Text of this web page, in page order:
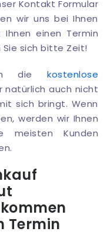
Kontakt Formular
wir uns bei Ihnen
einen Termin
Sie sich bitte Zeit!
die kostenlose
natürlich auch nicht
sich bringt. Wenn
werden wir Ihnen
meisten Kunden
Termin